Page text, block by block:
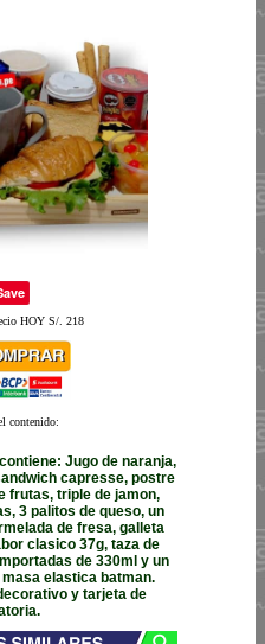
HOY S/. 218
contenido:
Jugo de naranja,
capresse, postre
frutas, triple de jamon,
3 palitos de queso, un
de fresa, galleta
clasico 37g, taza de
de 330ml y un
elastica batman.
y tarjeta de